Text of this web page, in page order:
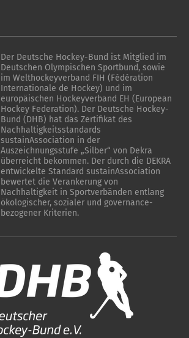
Der Deutsche Hockey-Bund ist Mitglied im
Deutschen Olympischen Sportbund, sowie
im Welthockeyverband FIH (Fédération
Internationale de Hockey) und im
europäischen Hockeyverband EH (European
Hockey Federation). Der Deutsche Hockey-
Bund (DHB) hat das Zertifikat des
Nachhaltigkeitsstandards
sustainAssociation in der
Auszeichnungsstufe „Silber“ von Dekra
überreicht bekommen. Der durch die DEKRA
entwickelte Standard sustainAssociation
bewertet die Verankerung von
Nachhaltigkeit in Sportverbänden entlang
ökologischer, sozialer und governance-
bezogener Kriterien.